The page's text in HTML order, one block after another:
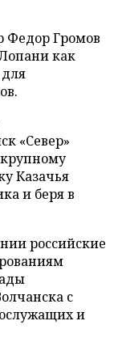
Федор Громов
как
«Север»
Казачья
и беря в
российские
с
и